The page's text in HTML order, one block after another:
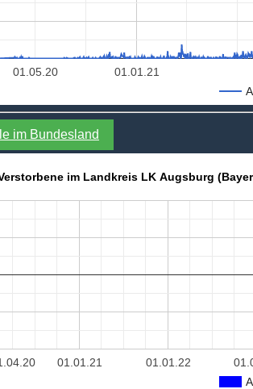
01.01.21
01.05.20
im Bundesland
im Landkreis LK Augsburg
01.01.21 01.01.22